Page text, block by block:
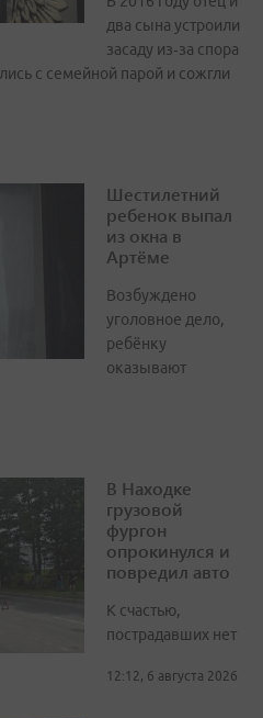
два сына устроили
засаду из‑за спора
с семейной парой и сожгли
Шестилетний
ребенок выпал
из окна в
Артёме
Возбуждено
уголовное дело,
ребёнку
оказывают
В Находке
грузовой
фургон
опрокинулся и
повредил авто
К счастью,
пострадавших нет
12:12, 6 августа 2026